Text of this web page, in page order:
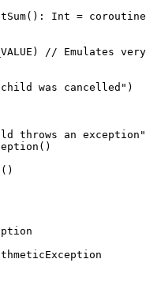
(): Int =
// Emulates
was cancelled" )
throws an exception"
()
()